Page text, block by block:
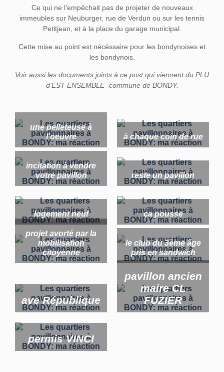
Ce qui ne l’empêchait pas de projeter de nouveaux
immeubles sur Neuburger, rue de Verdun ou sur les tennis
Petitjean, et à la place du garage municipal.
Cette mise au point est nécéssaire pour les bondynoises et
les bondynois.
Voir aussi les documents joints à ce post qui viennent du PLU
d’EST-ENSEMBLE -commune de BONDY.
une pelleteuse à
l'oeuvre
à chaque coin de rue
incitation à vendre
votre pavillon
reste un pavillon
logement neuf ça pousse
projet avorté par la
mobilisation
citoyenne
le club du 3ème âge
pris en sandwich
ave République
pavillon ancien
maire CL
FUZIER
permis VINCI